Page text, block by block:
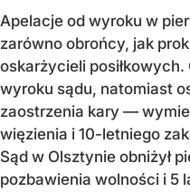
Apelacje od wyroku w
zarówno obrońcy, jak
oskarżycieli posiłkowych.
wyroku sądu, natomiast
zaostrzenia kary —
więzienia i 10-letniego
Sąd w Olsztynie obniżył
pozbawienia wolności i 5